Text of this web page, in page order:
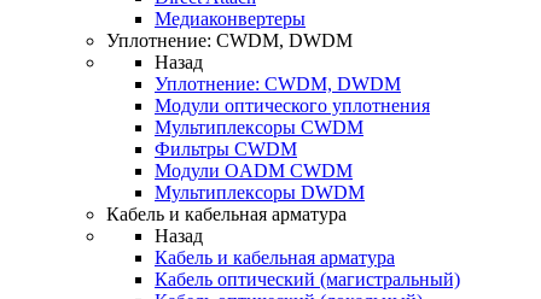
Медиаконвертеры
Уплотнение: CWDM, DWDM
Назад
Уплотнение: CWDM, DWDM
Модули оптического уплотнения
Мультиплексоры CWDM
Фильтры CWDM
Модули OADM CWDM
Мультиплексоры DWDM
Кабель и кабельная арматура
Назад
Кабель и кабельная арматура
Кабель оптический (магистральный)